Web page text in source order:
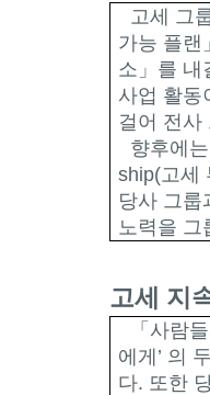
고세 그
가능 플랜
소」를 내
사업 활동
걸어 전사
향후에
ship(고세
당사 그룹
노력을 그
고세 지
「사람
에게 ’ 의
다. 또한